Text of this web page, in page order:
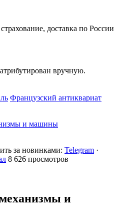
доставка по России
вручную.
Французский антиквариат
и машины
за новинками: Telegram ·
8 626 просмотров
и